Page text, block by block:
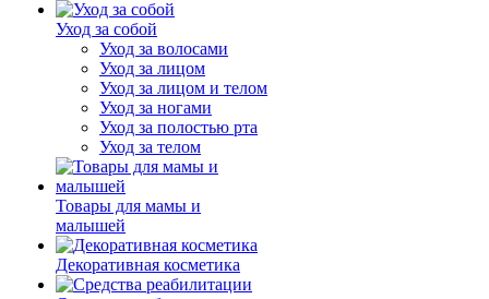
Уход за собой
Уход за волосами
Уход за лицом
Уход за лицом и телом
Уход за ногами
Уход за полостью рта
Уход за телом
Товары для мамы и
малышей
Декоративная косметика